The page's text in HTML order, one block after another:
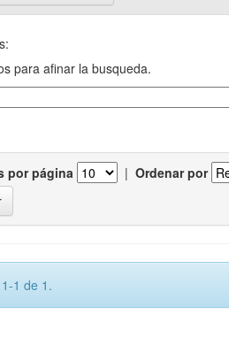
para afinar la busqueda.
por página | Ordenar por
1 de 1.